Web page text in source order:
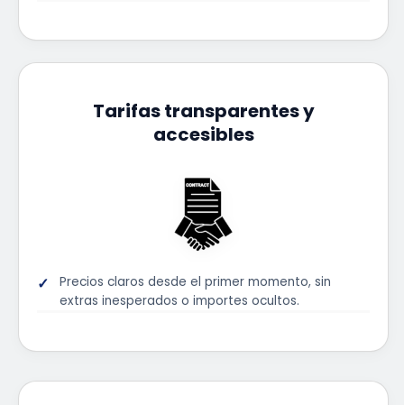
Tarifas transparentes y
accesibles
Precios claros desde el primer momento, sin
extras inesperados o importes ocultos.